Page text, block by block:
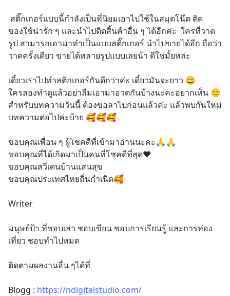
ของใช้น่ารัก ๆ และนําไปติดสิ้นค้าอื่น ๆ ได้อีกค่ะ  ใครที่วาด
รูป สามารถเอามาทำเป็นแบบสติ๊กเกอร์ นําไปขายได้อีก ถือว่า
วาดครั้งเดียว ขายได้หลายรูปแบบเลยน้า ดีใช่มั้ยหล่ะ
เดี๋ยวเราไปทำสติกเกอร์กันดีกว่าค่ะ เดี๋ยวมันจะยาว 😀
ใครลองทำดูแล้วอย่าลืมเอามาอวดกันบ้างนะคะอยากเห็น 🙂
สำหรับบทความวันนี้ ต้องขอลาไปก่อนแล้วค่ะ แล้วพบกันใหม่
บทความต่อไปค่ะบ้าย 🥰🥰🥰
ขอบคุณเพื่อน ๆ ผู้โชคดีที่เข้ามาอ่านนะคะ🙏🙏
ขอบคุณที่ได้เกิดมาเป็นคนที่โชคดีที่สุด❤️
ขอบคุณสวีเดนบ้านแสนสุข
ขอบคุณประเทศไทยถิ่นกำเนิด🥰
Writer
มนุษย์ป้า ที่ชอบเล่า ชอบเขียน ชอบการเรียนรู้ และการท่อง
เที่ยว ชอบทำไปหมด
ติดตามผลงานอื่น ๆได้ที่
Blogg : https://ndigitalstudio.com/